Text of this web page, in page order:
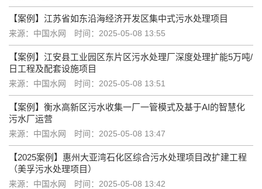
【案例】江苏省如东沿海经济开发区集中式污水处理项目
来源：中国水网 时间：2025-05-08 13:55
【案例】江安县工业园区东片区污水处理厂深度处理扩能5万吨/
日工程及配套设施项目
来源：中国水网 时间：2025-05-08 13:51
【案例】衡水高新区污水收集一厂一管模式及基于AI的智慧化
污水厂运营
来源：中国水网 时间：2025-05-08 13:47
【2025案例】惠州大亚湾石化区综合污水处理项目改扩建工程
（美孚污水处理项目）
来源：中国水网 时间：2025-05-08 13:42